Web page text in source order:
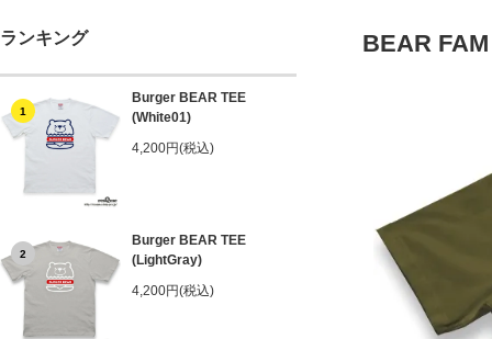
ランキング
1
Burger BEAR TEE
(White01)
4,200円(税込)
2
Burger BEAR TEE
(LightGray)
4,200円(税込)
BEAR